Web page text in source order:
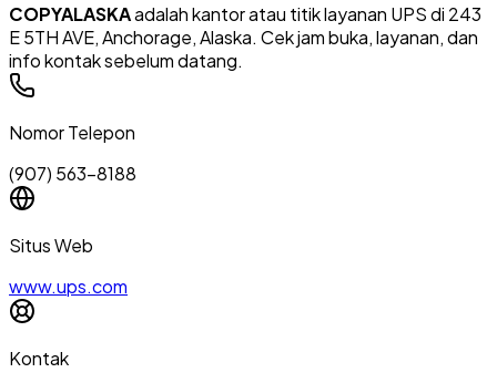
COPYALASKAadalah kantor atau titik layanan UPS di 243
E 5TH AVE, Anchorage, Alaska. Cek jam buka, layanan, dan
info kontak sebelum datang.
Nomor Telepon
(907) 563-8188
Situs Web
www.ups.com
Kontak